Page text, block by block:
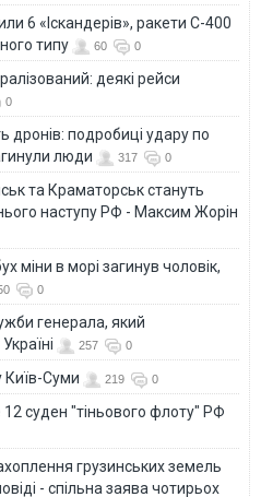
6 «Іскандерів», ракети С-400
типу
60 0
деякі рейси
0
дронів: подробиці удару по
люди
317 0
та Краматорськ стануть
наступу РФ - Максим Жорін
міни в морі загинув чоловік,
0
генерала, який
257 0
Київ-Суми 219 0
суден "тіньового флоту" РФ
грузинських земель
- спільна заява чотирьох